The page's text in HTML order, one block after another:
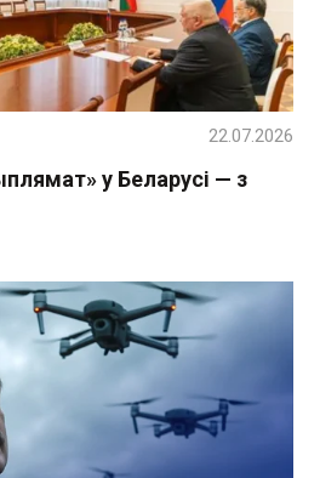
у Беларусі — з
22.07.2026